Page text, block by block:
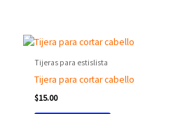
Tijeras para estislista
Tijera para cortar cabello
$15.00